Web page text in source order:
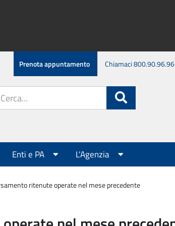
Prenota appuntamento Chiamaci 800.90.96.96
Enti e PA L'Agenzia
ritenute operate nel mese precedente